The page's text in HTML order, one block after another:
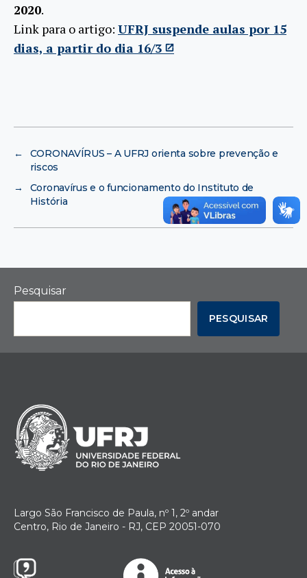
2020.
Link para o artigo: UFRJ suspende aulas por 15
dias, a partir do dia 16/3
←
CORONAVÍRUS – A UFRJ orienta sobre prevenção e
riscos
→
Coronavírus e o funcionamento do Instituto de
História
Pesquisar
PESQUISAR
Largo São Francisco de Paula, nº 1, 2º andar
Centro, Rio de Janeiro - RJ, CEP 20051-070